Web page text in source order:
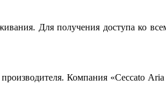
Для получения доступа ко
Компания «Ceccato